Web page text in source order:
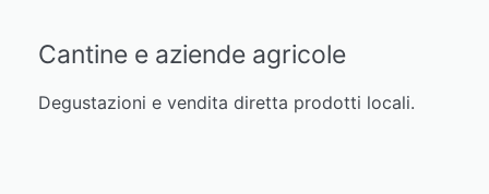
Cantine e aziende agricole
Degustazioni e vendita diretta prodotti locali.